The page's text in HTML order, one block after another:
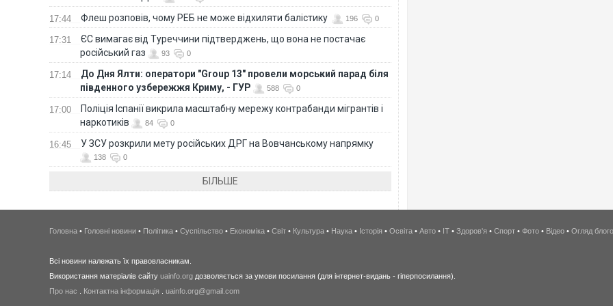
17:44 Флеш розповів, чому РЕБ не може відхиляти балістику 196 0
17:31
ЄС вимагає від Туреччини підтверджень, що вона не постачає
російський газ
93 0
17:14
До Дня Ялти: оператори "Group 13" провели морський парад біля
південного узбережжя Криму, - ГУР
588 0
17:00
Поліція Іспанії викрила масштабну мережу контрабанди мігрантів і
наркотиків
84 0
16:45 У ЗСУ розкрили мету російських ДРГ на Вовчанському напрямку
138 0
БІЛЬШЕ
Головна • Головні новини • Політика • Суспільство • Економіка • Світ • Культура • Наука • Історія • Освіта • Авто • IT • Здоров'я • Спорт • Фото • Відео • Огляд
Всі новини належать їх правовласникам.
Використання матеріалів сайту uainfo.org дозволяється за умови посилання (для інтернет-видань - гіперпосилання).
Про нас
Контактна інформація uainfo.org@gmail.com